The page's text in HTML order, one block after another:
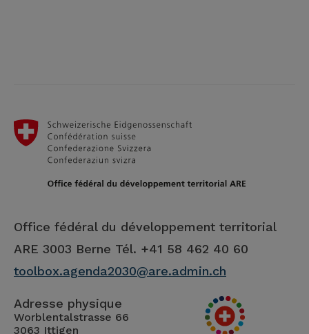
Office fédéral du développement territorial
ARE 3003 Berne Tél. +41 58 462 40 60
toolbox.agenda2030@are.admin.ch
Adresse physique
Worblentalstrasse 66
3063 Ittigen